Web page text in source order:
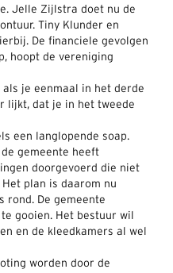
Jelle Zijlstra doet nu de
Tiny Klunder en
De financiele gevolgen
hoopt de vereniging
je eenmaal in het derde
lijkt, dat je in het tweede
een langlopende soap.
gemeente heeft
doorgevoerd die niet
plan is daarom nu
rond. De gemeente
gooien. Het bestuur wil
en de kleedkamers al wel
worden door de